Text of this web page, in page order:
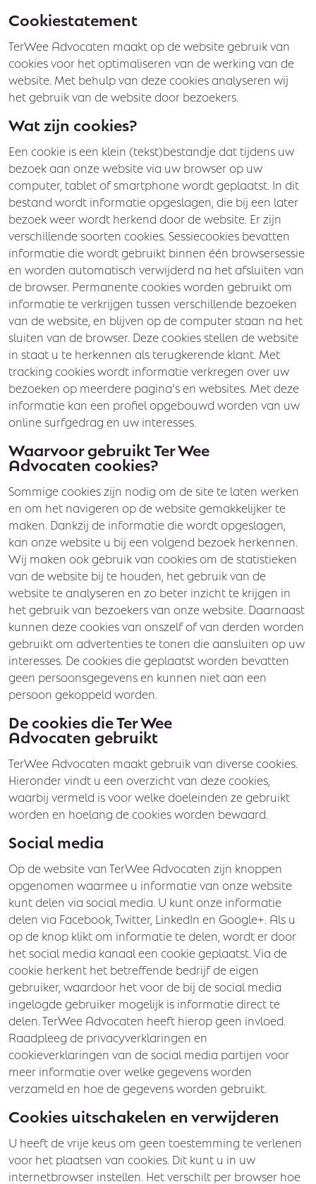
Cookiestatement
TerWee Advocaten maakt op de website gebruik van
cookies voor het optimaliseren van de werking van de
website. Met behulp van deze cookies analyseren wij
het gebruik van de website door bezoekers.
Wat zijn cookies?
Een cookie is een klein (tekst)bestandje dat tijdens uw
bezoek aan onze website via uw browser op uw
computer, tablet of smartphone wordt geplaatst. In dit
bestand wordt informatie opgeslagen, die bij een later
bezoek weer wordt herkend door de website. Er zijn
verschillende soorten cookies. Sessiecookies bevatten
informatie die wordt gebruikt binnen één browsersessie
en worden automatisch verwijderd na het afsluiten van
de browser. Permanente cookies worden gebruikt om
informatie te verkrijgen tussen verschillende bezoeken
van de website, en blijven op de computer staan na het
sluiten van de browser. Deze cookies stellen de website
in staat u te herkennen als terugkerende klant. Met
tracking cookies wordt informatie verkregen over uw
bezoeken op meerdere pagina’s en websites. Met deze
informatie kan een profiel opgebouwd worden van uw
online surfgedrag en uw interesses.
Waarvoor gebruikt Ter Wee
Advocaten cookies?
Sommige cookies zijn nodig om de site te laten werken
en om het navigeren op de website gemakkelijker te
maken. Dankzij de informatie die wordt opgeslagen,
kan onze website u bij een volgend bezoek herkennen.
Wij maken ook gebruik van cookies om de statistieken
van de website bij te houden, het gebruik van de
website te analyseren en zo beter inzicht te krijgen in
het gebruik van bezoekers van onze website. Daarnaast
kunnen deze cookies van onszelf of van derden worden
gebruikt om advertenties te tonen die aansluiten op uw
interesses. De cookies die geplaatst worden bevatten
geen persoonsgegevens en kunnen niet aan een
persoon gekoppeld worden.
De cookies die Ter Wee
Advocaten gebruikt
TerWee Advocaten maakt gebruik van diverse cookies.
Hieronder vindt u een overzicht van deze cookies,
waarbij vermeld is voor welke doeleinden ze gebruikt
worden en hoelang de cookies worden bewaard.
Social media
Op de website van TerWee Advocaten zijn knoppen
opgenomen waarmee u informatie van onze website
kunt delen via social media. U kunt onze informatie
delen via Facebook, Twitter, LinkedIn en Google+. Als u
op de knop klikt om informatie te delen, wordt er door
het social media kanaal een cookie geplaatst. Via de
cookie herkent het betreffende bedrijf de eigen
gebruiker, waardoor het voor de bij de social media
ingelogde gebruiker mogelijk is informatie direct te
delen. TerWee Advocaten heeft hierop geen invloed.
Raadpleeg de privacyverklaringen en
cookieverklaringen van de social media partijen voor
meer informatie over welke gegevens worden
verzameld en hoe de gegevens worden gebruikt.
Cookies uitschakelen en verwijderen
U heeft de vrije keus om geen toestemming te verlenen
voor het plaatsen van cookies. Dit kunt u in uw
internetbrowser instellen. Het verschilt per browser hoe